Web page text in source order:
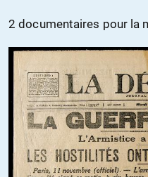
MOTS CLÉS
NOUS
CONTACTER
FAIRE UN
2 documentaires pour la